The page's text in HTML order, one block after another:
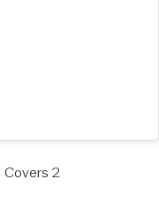
Covers 2